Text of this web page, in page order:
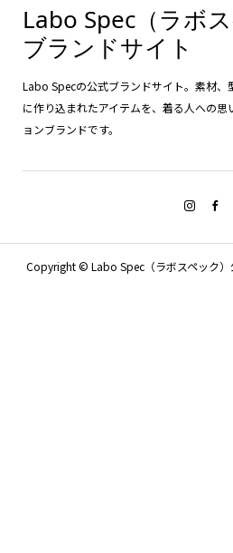
Labo Spec（ラボ
ブランドサイト
Labo Specの公式ブランドサイト。素材、
に作り込まれたアイテムを、着る人への
ョンブランドです。
Copyright © Labo Spec（ラボスペック